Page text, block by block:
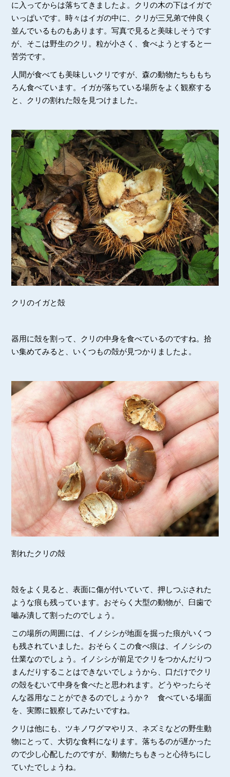
に入ってからは落ちてきましたよ。クリの木の下はイガで
いっぱいです。時々はイガの中に、クリが三兄弟で仲良く
並んでいるものもあります。写真で見ると美味しそうです
が、そこは野生のクリ。粒が小さく、食べようとすると一
苦労です。
人間が食べても美味しいクリですが、森の動物たちももち
ろん食べています。イガが落ちている場所をよく観察する
と、クリの割れた殻を見つけました。
クリのイガと殻
器用に殻を割って、クリの中身を食べているのですね。拾
い集めてみると、いくつもの殻が見つかりましたよ。
割れたクリの殻
殻をよく見ると、表面に傷が付いていて、押しつぶされた
ような痕も残っています。おそらく大型の動物が、臼歯で
嚙み潰して割ったのでしょう。
この場所の周囲には、イノシシが地面を掘った痕がいくつ
も残されていました。おそらくこの食べ痕は、イノシシの
仕業なのでしょう。イノシシが前足でクリをつかんだりつ
まんだりすることはできないでしょうから、口だけでクリ
の殻をむいて中身を食べたと思われます。どうやったらそ
んな器用なことができるのでしょうか？ 食べている場面
を、実際に観察してみたいですね。
クリは他にも、ツキノワグマやリス、ネズミなどの野生動
物にとって、大切な食料になります。落ちるのが遅かった
ので少し心配したのですが、動物たちもきっと心待ちにし
ていたでしょうね。